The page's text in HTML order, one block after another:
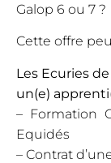
Galop 6 ou 7 ?
Cette offre
Les Ecuries
un(e)
– Formation
Equidés
– Contrat